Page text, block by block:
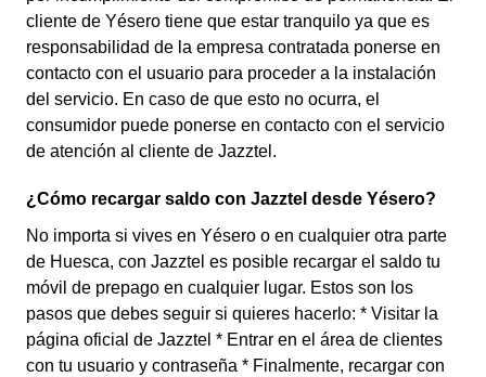
cliente de Yésero tiene que estar tranquilo ya que es
responsabilidad de la empresa contratada ponerse en
contacto con el usuario para proceder a la instalación
del servicio. En caso de que esto no ocurra, el
consumidor puede ponerse en contacto con el servicio
de atención al cliente de Jazztel.
¿Cómo recargar saldo con Jazztel desde Yésero?
No importa si vives en Yésero o en cualquier otra parte
de Huesca, con Jazztel es posible recargar el saldo tu
móvil de prepago en cualquier lugar. Estos son los
pasos que debes seguir si quieres hacerlo: * Visitar la
página oficial de Jazztel * Entrar en el área de clientes
con tu usuario y contraseña * Finalmente, recargar con